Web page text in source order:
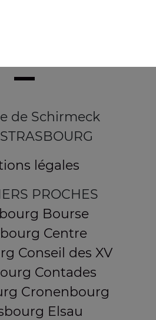
de Schirmeck
légales
PROCHES
Bourse
Centre
Conseil des XV
Contades
Cronenbourg
Elsau